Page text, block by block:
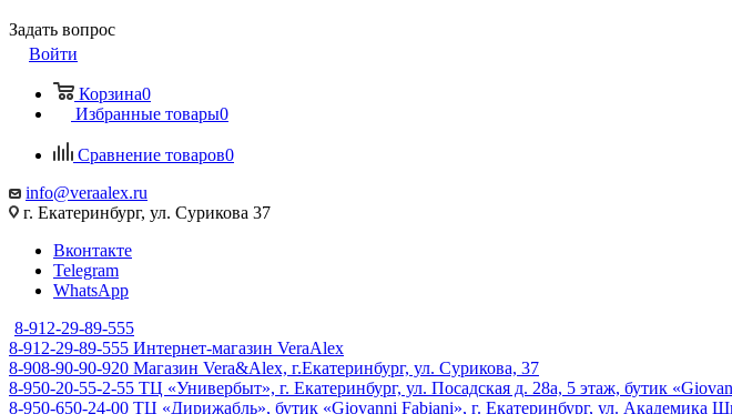
Задать вопрос
Войти
Корзина0
Избранные товары0
Сравнение товаров0
info@veraalex.ru
г. Екатеринбург, ул. Сурикова 37
Вконтакте
Telegram
WhatsApp
8-912-29-89-555
8-912-29-89-555 Интернет-магазин VeraAlex
8-908-90-90-920 Магазин Vera&Alex, г.Екатеринбург, ул. Сурикова, 37
8-950-20-55-2-55 ТЦ «Универбыт», г. Екатеринбург, ул. Посадская д. 28а, 5 этаж, бутик
8-950-650-24-00 ТЦ «Дирижабль», бутик «Giovanni Fabiani», г. Екатеринбург, ул. Академика